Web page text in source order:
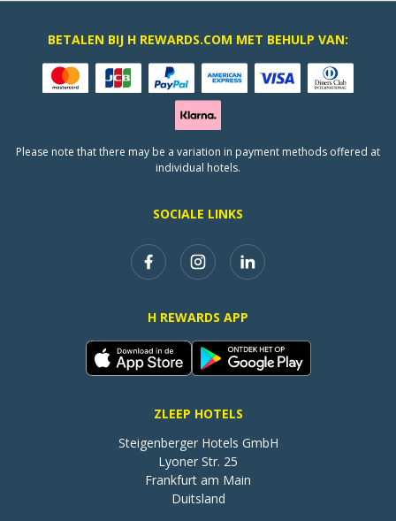
SOCIALE LINKS
H REWARDS APP
ZLEEP HOTELS
Steigenberger Hotels GmbH
Lyoner Str. 25
Frankfurt am Main
Duitsland
BETALEN BIJ H REWARDS.COM MET BEHULP VAN:
Please note that there may be a variation in payment methods offered at
individual hotels.